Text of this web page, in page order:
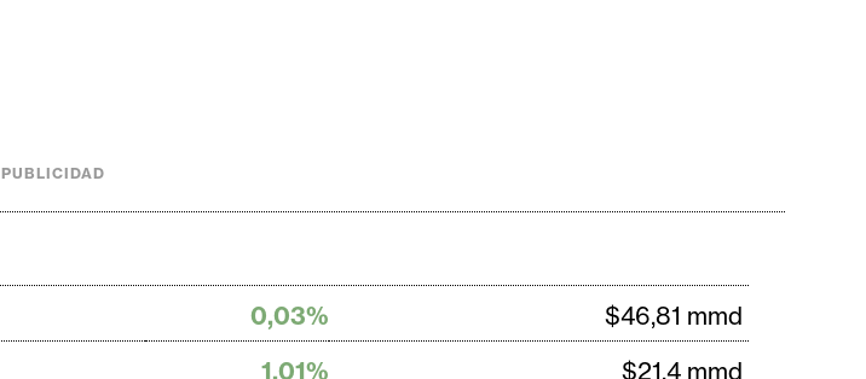
PUBLICIDAD
0,03%
$46,81 mmd
1,01%
$21,4 mmd